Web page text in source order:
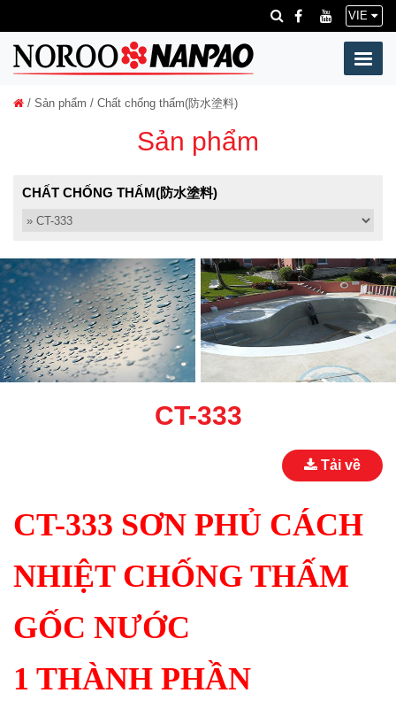
VIE
/ Sản phẩm / Chất chống thấm(防水塗料)
Sản phẩm
CHẤT CHỐNG THẤM(防水塗料)
CT-333
Tải về
CT-333 SƠN PHỦ CÁCH
NHIỆT CHỐNG THẤM
GỐC NƯỚC
1 THÀNH PHẦN